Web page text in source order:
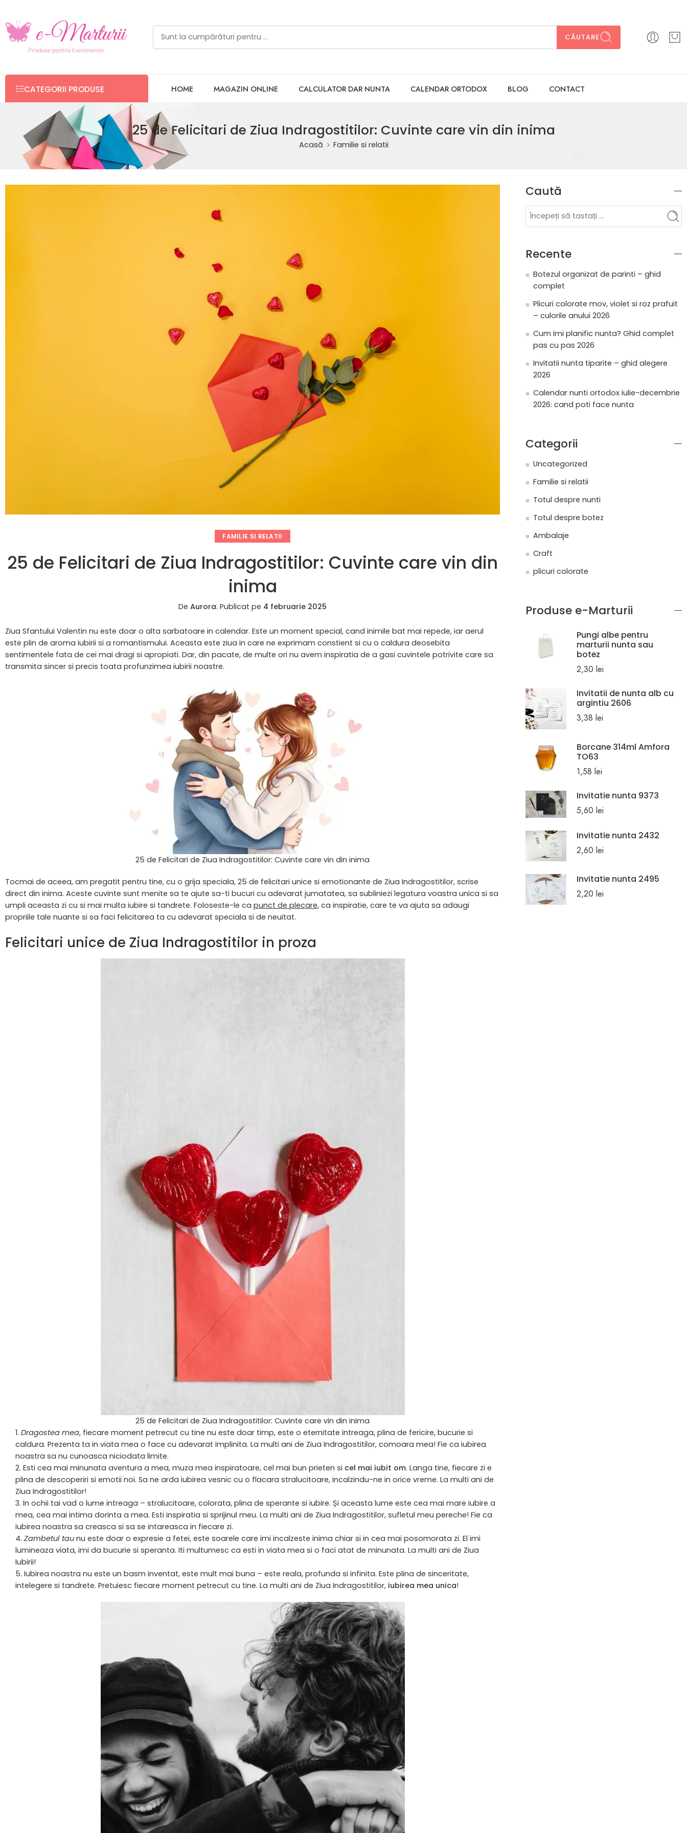
CĂUTARE
CATEGORII PRODUSE HOME MAGAZIN ONLINE CALCULATOR DAR NUNTA CALENDAR ORTODOX BLOG CONTACT
25 de Felicitari de Ziua Indragostitilor: Cuvinte care vin din inima
Acasă Familie si relatii
FAMILIE SI RELATII
25 de Felicitari de Ziua Indragostitilor: Cuvinte care vin din
inima
De Aurora. Publicat pe 4 februarie 2025
Ziua Sfantului Valentin nu este doar o alta sarbatoare in calendar. Este un moment special, cand inimile bat mai repede, iar aerul
este plin de aroma iubirii si a romantismului. Aceasta este ziua in care ne exprimam constient si cu o caldura deosebita
sentimentele fata de cei mai dragi si apropiati. Dar, din pacate, de multe ori nu avem inspiratia de a gasi cuvintele potrivite care sa
transmita sincer si precis toata profunzimea iubirii noastre.
25 de Felicitari de Ziua Indragostitilor: Cuvinte care vin din inima
Tocmai de aceea, am pregatit pentru tine, cu o grija speciala, 25 de felicitari unice si emotionante de Ziua Indragostitilor, scrise
direct din inima. Aceste cuvinte sunt menite sa te ajute sa-ti bucuri cu adevarat jumatatea, sa subliniezi legatura voastra unica si sa
umpli aceasta zi cu si mai multa iubire si tandrete. Foloseste-le ca punct de plecare, ca inspiratie, care te va ajuta sa adaugi
propriile tale nuante si sa faci felicitarea ta cu adevarat speciala si de neuitat.
Felicitari unice de Ziua Indragostitilor in proza
25 de Felicitari de Ziua Indragostitilor: Cuvinte care vin din inima
Dragostea mea, fiecare moment petrecut cu tine nu este doar timp, este o eternitate intreaga, plina de fericire, bucurie si
caldura. Prezenta ta in viata mea o face cu adevarat implinita. La multi ani de Ziua Indragostitilor, comoara mea! Fie ca iubirea
noastra sa nu cunoasca niciodata limite.
Esti cea mai minunata aventura a mea, muza mea inspiratoare, cel mai bun prieten si cel mai iubit om. Langa tine, fiecare zi e
plina de descoperiri si emotii noi. Sa ne arda iubirea vesnic cu o flacara stralucitoare, incalzindu-ne in orice vreme. La multi ani de
Ziua Indragostitilor!
In ochii tai vad o lume intreaga – stralucitoare, colorata, plina de sperante si iubire. Și aceasta lume este cea mai mare iubire a
mea, cea mai intima dorinta a mea. Esti inspiratia si sprijinul meu. La multi ani de Ziua Indragostitilor, sufletul meu pereche! Fie ca
iubirea noastra sa creasca si sa se intareasca in fiecare zi.
Zambetul tau nu este doar o expresie a fetei, este soarele care imi incalzeste inima chiar si in cea mai posomorata zi. El imi
lumineaza viata, imi da bucurie si speranta. Iti multumesc ca esti in viata mea si o faci atat de minunata. La multi ani de Ziua
Iubirii!
Iubirea noastra nu este un basm inventat, este mult mai buna – este reala, profunda si infinita. Este plina de sinceritate,
intelegere si tandrete. Pretuiesc fiecare moment petrecut cu tine. La multi ani de Ziua Indragostitilor, iubirea mea unica!
Caută
Recente
Botezul organizat de parinti – ghid
complet
Plicuri colorate mov, violet si roz prafuit
– culorile anului 2026
Cum imi planific nunta? Ghid complet
pas cu pas 2026
Invitatii nunta tiparite – ghid alegere
2026
Calendar nunti ortodox iulie-decembrie
2026: cand poti face nunta
Categorii
Uncategorized
Familie si relatii
Totul despre nunti
Totul despre botez
Ambalaje
Craft
plicuri colorate
Produse e-Marturii
Pungi albe pentru
marturii nunta sau
botez
2,30 lei
Invitatii de nunta alb cu
argintiu 2606
3,38 lei
Borcane 314ml Amfora
TO63
1,58 lei
Invitatie nunta 9373
5,60 lei
Invitatie nunta 2432
2,60 lei
Invitatie nunta 2495
2,20 lei